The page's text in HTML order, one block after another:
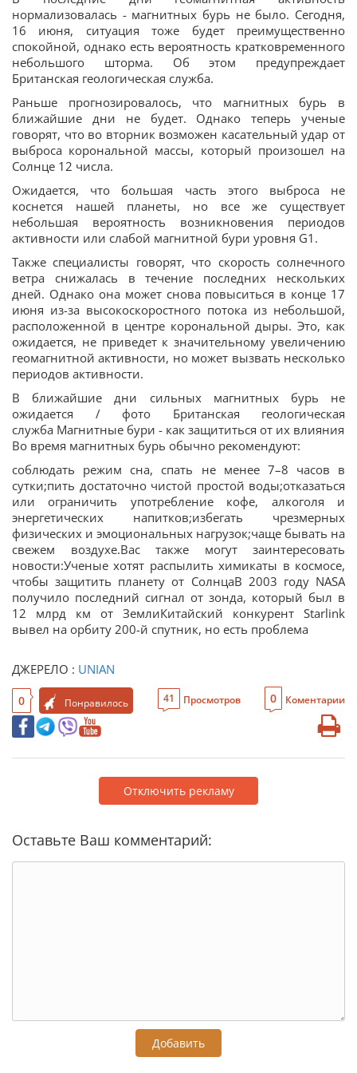
нормализовалась - магнитных бурь не было. Сегодня,
16 июня, ситуация тоже будет преимущественно
спокойной, однако есть вероятность кратковременного
небольшого шторма. Об этом предупреждает
Британская геологическая служба.
Раньше прогнозировалось, что магнитных бурь в
ближайшие дни не будет. Однако теперь ученые
говорят, что во вторник возможен касательный удар от
выброса корональной массы, который произошел на
Солнце 12 числа.
Ожидается, что большая часть этого выброса не
коснется нашей планеты, но все же существует
небольшая вероятность возникновения периодов
активности или слабой магнитной бури уровня G1.
Также специалисты говорят, что скорость солнечного
ветра снижалась в течение последних нескольких
дней. Однако она может снова повыситься в конце 17
июня из-за высокоскоростного потока из небольшой,
расположенной в центре корональной дыры. Это, как
ожидается, не приведет к значительному увеличению
геомагнитной активности, но может вызвать несколько
периодов активности.
В ближайшие дни сильных магнитных бурь не
ожидается / фото Британская геологическая
служба Магнитные бури - как защититься от их влияния
Во время магнитных бурь обычно рекомендуют:
соблюдать режим сна, спать не менее 7–8 часов в
сутки;пить достаточно чистой простой воды;отказаться
или ограничить употребление кофе, алкоголя и
энергетических напитков;избегать чрезмерных
физических и эмоциональных нагрузок;чаще бывать на
свежем воздухе.Вас также могут заинтересовать
новости:Ученые хотят распылить химикаты в космосе,
чтобы защитить планету от СолнцаВ 2003 году NASA
получило последний сигнал от зонда, который был в
12 млрд км от ЗемлиКитайский конкурент Starlink
вывел на орбиту 200-й спутник, но есть проблема
ДЖЕРЕЛО : UNIAN
0 Понравилось 41 Просмотров 0 Коментарии
Отключить рекламу
Оставьте Ваш комментарий:
Добавить